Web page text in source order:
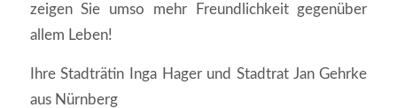
zeigen Sie umso mehr Freundlichkeit gegenüber
allem Leben!
Ihre Stadträtin Inga Hager und Stadtrat Jan Gehrke
aus Nürnberg